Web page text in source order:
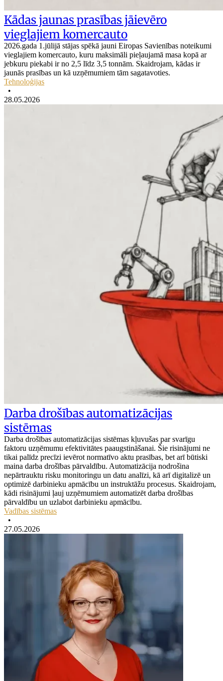
Kādas jaunas prasības jāievēro
vieglajiem komercauto
2026.gada 1.jūlijā stājas spēkā jauni Eiropas Savienības noteikumi
vieglajiem komercauto, kuru maksimāli pieļaujamā masa kopā ar
jebkuru piekabi ir no 2,5 līdz 3,5 tonnām. Skaidrojam, kādas ir
jaunās prasības un kā uzņēmumiem tām sagatavoties.
Tehnoloģijas
•
28.05.2026
Darba drošības automatizācijas
sistēmas
Darba drošības automatizācijas sistēmas kļuvušas par svarīgu
faktoru uzņēmumu efektivitātes paaugstināšanai. Šie risinājumi ne
tikai palīdz precīzi ievērot normatīvo aktu prasības, bet arī būtiski
maina darba drošības pārvaldību. Automatizācija nodrošina
nepārtrauktu risku monitoringu un datu analīzi, kā arī digitalizē un
optimizē darbinieku apmācību un instruktāžu procesus. Skaidrojam,
kādi risinājumi ļauj uzņēmumiem automatizēt darba drošības
pārvaldību un uzlabot darbinieku apmācību.
Vadības sistēmas
•
27.05.2026